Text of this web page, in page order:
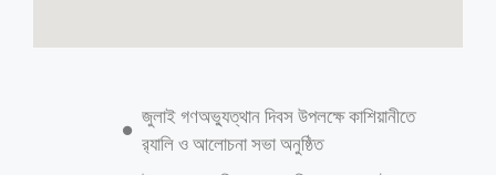
ষড়যন্ত্র শিকার হয়ে ছাত্রহত্যা মামলার আসামি
আলী রেজা রাজু: বৈষম্য বিরোধী ছাত্র আন্দোলনে ঢাকার অদূরে সাভার আলোচিত
নাম,এবং ঢাকা এ উপকন্ঠে সাভারেই সবচেয়ে বেশি ছাত্র-জনতা হত্যা হয়েছে।